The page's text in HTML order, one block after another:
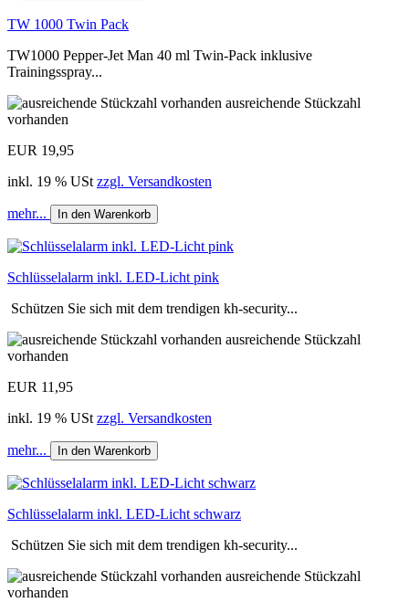
TW 1000 Twin Pack
TW1000 Pepper-Jet Man 40 ml Twin-Pack inklusive
Trainingsspray...
ausreichende Stückzahl
vorhanden
EUR 19,95
inkl. 19 % USt zzgl. Versandkosten
mehr... In den Warenkorb
Schlüsselalarm inkl. LED-Licht pink
Schützen Sie sich mit dem trendigen kh-security...
ausreichende Stückzahl
vorhanden
EUR 11,95
inkl. 19 % USt zzgl. Versandkosten
mehr... In den Warenkorb
Schlüsselalarm inkl. LED-Licht schwarz
Schützen Sie sich mit dem trendigen kh-security...
ausreichende Stückzahl
vorhanden